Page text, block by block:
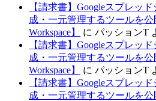
【請求書】Googleスプレッ
成・一元管理するツールを
Workspace】
に パッションT
【請求書】Googleスプレッ
成・一元管理するツールを
Workspace】
に パッションT
【請求書】Googleスプレッ
成・一元管理するツールを